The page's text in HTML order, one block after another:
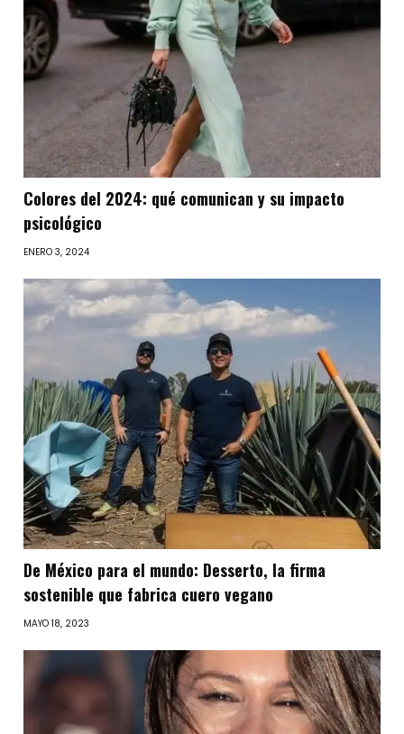
Colores del 2024: qué comunican y su impacto
psicológico
ENERO 3, 2024
De México para el mundo: Desserto, la firma
sostenible que fabrica cuero vegano
MAYO 18, 2023